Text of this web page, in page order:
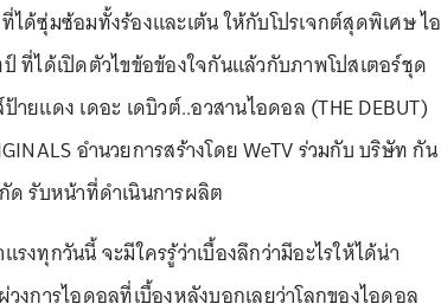
ด้ซุ่มซ้อมทั้งร้องและเต้น ให้กับโปรเจกต์สุดพิเศษ ไอ
ที่ได้เปิดตัวไขข้อข้องใจกันแล้วกับภาพโปสเตอร์ชุด
ยแดง เดอะ เดบิวต์..อวสานไอดอล (THE DEBUT)
อำนวยการสร้างโดย WeTV ร่วมกับ บริษัท กัน
ด รับหน้าที่ดำเนินการผลิต
งทุกวันนี้ จะมีใครรู้ว่าเบื้องลึกว่ามีอะไรให้ได้น่า
งการไอดอลที่เบื้องหลังบอกเลยว่าโลกของไอดอล